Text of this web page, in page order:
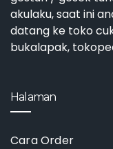
akulaku, saat ini
datang ke toko
bukalapak,
Halaman
Cara Order